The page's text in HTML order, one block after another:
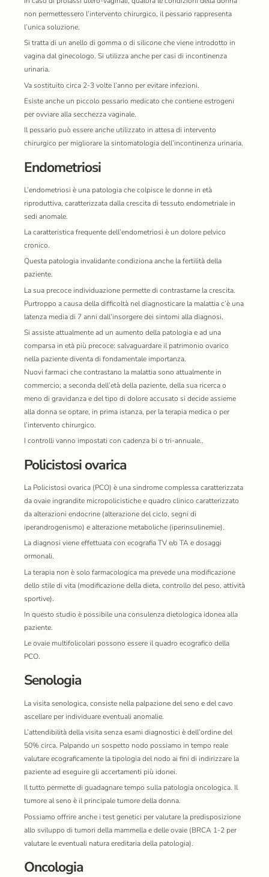
non permettessero l’intervento chirurgico, il pessario rappresenta
l’unica soluzione.
Si tratta di un anello di gomma o di silicone che viene introdotto in
vagina dal ginecologo. Si utilizza anche per casi di incontinenza
urinaria.
Va sostituito circa 2-3 volte l’anno per evitare infezioni.
Esiste anche un piccolo pessario medicato che contiene estrogeni
per ovviare alla secchezza vaginale.
Il pessario può essere anche utilizzato in attesa di intervento
chirurgico per migliorare la sintomatologia dell’incontinenza urinaria.
Endometriosi
L’endometriosi è una patologia che colpisce le donne in età
riproduttiva, caratterizzata dalla crescita di tessuto endometriale in
sedi anomale.
La caratteristica frequente dell’endometriosi è un dolore pelvico
cronico.
Questa patologia invalidante condiziona anche la fertilità della
paziente.
La sua precoce individuazione permette di contrastarne la crescita.
Purtroppo a causa della difficoltà nel diagnosticare la malattia c’è una
latenza media di 7 anni dall’insorgere dei sintomi alla diagnosi.
Si assiste attualmente ad un aumento della patologia e ad una
comparsa in età più precoce: salvaguardare il patrimonio ovarico
nella paziente diventa di fondamentale importanza.
Nuovi farmaci che contrastano la malattia sono attualmente in
commercio; a seconda dell’età della paziente, della sua ricerca o
meno di gravidanza e del tipo di dolore accusato si decide assieme
alla donna se optare, in prima istanza, per la terapia medica o per
l’intervento chirurgico.
I controlli vanno impostati con cadenza bi o tri-annuale..
Policistosi ovarica
La Policistosi ovarica (PCO) è una sindrome complessa caratterizzata
da ovaie ingrandite micropolicistiche e quadro clinico caratterizzato
da alterazioni endocrine (alterazione del ciclo, segni di
iperandrogenismo) e alterazione metaboliche (iperinsulinemie).
La diagnosi viene effettuata con ecografia TV e/o TA e dosaggi
ormonali.
La terapia non è solo farmacologica ma prevede una modificazione
dello stile di vita (modificazione della dieta, controllo del peso, attività
sportive).
In questo studio è possibile una consulenza dietologica idonea alla
paziente.
Le ovaie multifolicolari possono essere il quadro ecografico della
PCO.
Senologia
La visita senologica, consiste nella palpazione del seno e del cavo
ascellare per individuare eventuali anomalie.
L’attendibilità della visita senza esami diagnostici è dell’ordine del
50% circa. Palpando un sospetto nodo possiamo in tempo reale
valutare ecograficamente la tipologia del nodo ai fini di indirizzare la
paziente ad eseguire gli accertamenti più idonei.
Il tutto permette di guadagnare tempo sulla patologia oncologica. Il
tumore al seno è il principale tumore della donna.
Possiamo offrire anche i test genetici per valutare la predisposizione
allo sviluppo di tumori della mammella e delle ovaie (BRCA 1-2 per
valutare le eventuali natura ereditaria della patologia).
Oncologia